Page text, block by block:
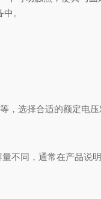
。
选择合适的额定电压
同，通常在产品说明